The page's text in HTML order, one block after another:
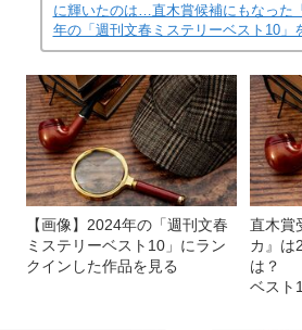
に輝いたのは…直木賞候補にもなっ
年の「週刊文春ミステリーベスト10」
【画像】2024年の「週刊文春
ミステリーベスト10」にラン
クインした作品を見る
直木賞
カ』は
は？
ベスト